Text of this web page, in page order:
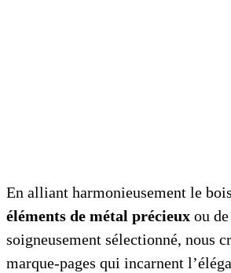
En alliant harmonieusement le
éléments de métal précieux ou
soigneusement sélectionné, nous
marque-pages qui incarnent